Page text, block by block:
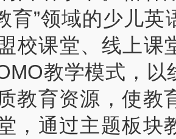
育”领域的少儿
校课堂、线上课
教学模式，
教育资源，使教
，通过主题板块